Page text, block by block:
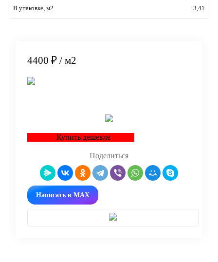
В упаковке, м2 3,41
4400 ₽ / м2
Купить дешевле
Поделиться
Написать в MAX